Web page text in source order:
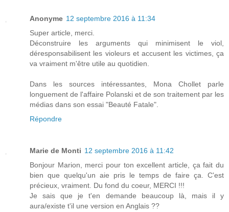
Anonyme 12 septembre 2016 à 11:34
Super article, merci.
Déconstruire les arguments qui minimisent le viol,
déresponsabilisent les violeurs et accusent les victimes, ça
va vraiment m'être utile au quotidien.
Dans les sources intéressantes, Mona Chollet parle
longuement de l'affaire Polanski et de son traitement par les
médias dans son essai "Beauté Fatale".
Répondre
Marie de Monti 12 septembre 2016 à 11:42
Bonjour Marion, merci pour ton excellent article, ça fait du
bien que quelqu'un aie pris le temps de faire ça. C'est
précieux, vraiment. Du fond du coeur, MERCI !!!
Je sais que je t'en demande beaucoup là, mais il y
aura/existe t'il une version en Anglais ??